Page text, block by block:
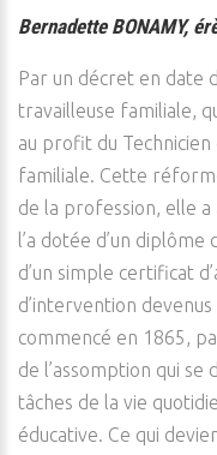
Bernadette BONAMY,
Par un décret en date
travailleuse familiale,
au profit du
familiale. Cette
de la profession, elle
l’a dotée d’un diplôme
d’un simple certificat
d’intervention
commencé en 1865,
de l’assomption qui
tâches de la vie
éducative. Ce qui